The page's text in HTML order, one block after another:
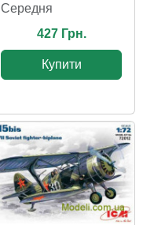
Cередня
427 Грн.
Купити